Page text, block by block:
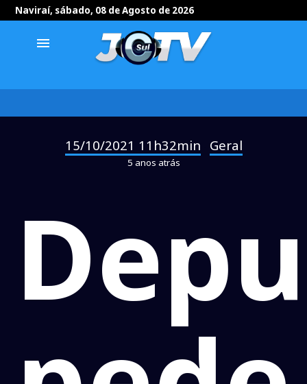
Naviraí, sábado, 08 de Agosto de 2026
menu
15/10/2021 11h32min Geral
5 anos atrás